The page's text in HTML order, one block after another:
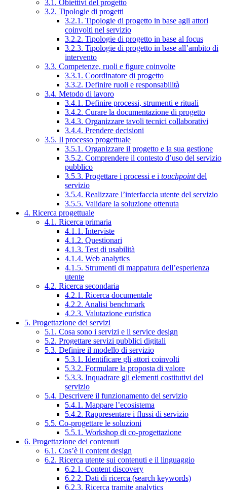
3.1. Obiettivi del progetto
3.2. Tipologie di progetti
3.2.1. Tipologie di progetto in base agli attori
coinvolti nel servizio
3.2.2. Tipologie di progetto in base al focus
3.2.3. Tipologie di progetto in base all’ambito di
intervento
3.3. Competenze, ruoli e figure coinvolte
3.3.1. Coordinatore di progetto
3.3.2. Definire ruoli e responsabilità
3.4. Metodo di lavoro
3.4.1. Definire processi, strumenti e rituali
3.4.2. Curare la documentazione di progetto
3.4.3. Organizzare tavoli tecnici collaborativi
3.4.4. Prendere decisioni
3.5. Il processo progettuale
3.5.1. Organizzare il progetto e la sua gestione
3.5.2. Comprendere il contesto d’uso del servizio
pubblico
3.5.3. Progettare i processi e i touchpointdel
servizio
3.5.4. Realizzare l’interfaccia utente del servizio
3.5.5. Validare la soluzione ottenuta
4. Ricerca progettuale
4.1. Ricerca primaria
4.1.1. Interviste
4.1.2. Questionari
4.1.3. Test di usabilità
4.1.4. Web analytics
4.1.5. Strumenti di mappatura dell’esperienza
utente
4.2. Ricerca secondaria
4.2.1. Ricerca documentale
4.2.2. Analisi benchmark
4.2.3. Valutazione euristica
5. Progettazione dei servizi
5.1. Cosa sono i servizi e il service design
5.2. Progettare servizi pubblici digitali
5.3. Definire il modello di servizio
5.3.1. Identificare gli attori coinvolti
5.3.2. Formulare la proposta di valore
5.3.3. Inquadrare gli elementi costitutivi del
servizio
5.4. Descrivere il funzionamento del servizio
5.4.1. Mappare l’ecosistema
5.4.2. Rappresentare i flussi di servizio
5.5. Co-progettare le soluzioni
5.5.1. Workshop di co-progettazione
6. Progettazione dei contenuti
6.1. Cos’è il content design
6.2. Ricerca utente sui contenuti e il linguaggio
6.2.1. Content discovery
6.2.2. Dati di ricerca (search keywords)
6.2.3. Ricerca tramite analytics